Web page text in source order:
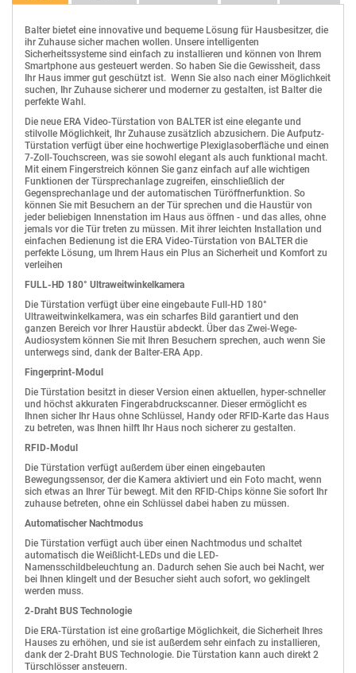
Balter bietet eine innovative und bequeme Lösung für Hausbesitzer, die
ihr Zuhause sicher machen wollen. Unsere intelligenten
Sicherheitssysteme sind einfach zu installieren und können von Ihrem
Smartphone aus gesteuert werden. So haben Sie die Gewissheit, dass
Ihr Haus immer gut geschützt ist. Wenn Sie also nach einer Möglichkeit
suchen, Ihr Zuhause sicherer und moderner zu gestalten, ist Balter die
perfekte Wahl.
Die neue ERA Video-Türstation von BALTER ist eine elegante und
stilvolle Möglichkeit, Ihr Zuhause zusätzlich abzusichern. Die Aufputz-
Türstation verfügt über eine hochwertige Plexiglasoberfläche und einen
7-Zoll-Touchscreen, was sie sowohl elegant als auch funktional macht.
Mit einem Fingerstreich können Sie ganz einfach auf alle wichtigen
Funktionen der Türsprechanlage zugreifen, einschließlich der
Gegensprechanlage und der automatischen Türöffnerfunktion. So
können Sie mit Besuchern an der Tür sprechen und die Haustür von
jeder beliebigen Innenstation im Haus aus öffnen - und das alles, ohne
jemals vor die Tür treten zu müssen. Mit ihrer leichten Installation und
einfachen Bedienung ist die ERA Video-Türstation von BALTER die
perfekte Lösung, um Ihrem Haus ein Plus an Sicherheit und Komfort zu
verleihen
FULL-HD 180° Ultraweitwinkelkamera
Die Türstation verfügt über eine eingebaute Full-HD 180°
Ultraweitwinkelkamera, was ein scharfes Bild garantiert und den
ganzen Bereich vor Ihrer Haustür abdeckt. Über das Zwei-Wege-
Audiosystem können Sie mit Ihren Besuchern sprechen, auch wenn Sie
unterwegs sind, dank der Balter-ERA App.
Fingerprint-Modul
Die Türstation besitzt in dieser Version einen aktuellen, hyper-schneller
und höchst akkuraten Fingerabdruckscanner. Dieser ermöglicht es
Ihnen sicher Ihr Haus ohne Schlüssel, Handy oder RFID-Karte das Haus
zu betreten, was Ihnen hilft Ihr Haus noch sicherer zu gestalten.
RFID-Modul
Die Türstation verfügt außerdem über einen eingebauten
Bewegungssensor, der die Kamera aktiviert und ein Foto macht, wenn
sich etwas an Ihrer Tür bewegt. Mit den RFID-Chips könne Sie sofort Ihr
zuhause betreten, ohne ein Schlüssel dabei haben zu müssen.
Automatischer Nachtmodus
Die Türstation verfügt auch über einen Nachtmodus und schaltet
automatisch die Weißlicht-LEDs und die LED-
Namensschildbeleuchtung an. Dadurch sehen Sie auch bei Nacht, wer
bei Ihnen klingelt und der Besucher sieht auch sofort, wo geklingelt
werden muss.
2-Draht BUS Technologie
Die ERA-Türstation ist eine großartige Möglichkeit, die Sicherheit Ihres
Hauses zu erhöhen, und sie ist außerdem sehr einfach zu installieren,
dank der 2-Draht BUS Technologie. Die Türstation kann auch direkt 2
Türschlösser ansteuern.
Klingeltasten
1
Blickwinkel
180 Grad Ultra-Weitwinkelobjektiv
Montage
Unterputzmontage
Technologie
Kameramodul
180° Weitwinkel, Hochauflösende Full HD
Tag/Nacht Umschaltung
Automatisch/Immer an/Aus
Funktionen
Fingerprint, Bewegungsmelder
RFID-Funktion
RFID
Beleuchtetes Namensschild
Ja
Freisprechfunktion
Ja
Mikrofon und Lautsprecher
Integriert
Farbe
Material
Aluminium
Schutzklasse
IP44
Betriebstemperatur
-30°C bis +55°C
Abmessungen Unterputzkasten
273 x 127 x 52 mm
1080p, IP 2-Draht BUS, Tag/Nacht, 180° Ultra-Weitwinkelkamera, RFID,
2x Türschlössersteuerung, Bewegungsmelder
Unterputzkasten
Schrauben, Dübel, Stecker und Inbusschlüssel
Bedienungsanleitung
HDR-60-24
Schiene
Eingang 85V ~ 264V AC
Ausgabe 24V DC
Leistung 60 Watt
Universaleingang
Niedrige Leerlaufleistung
Isolationsklasse II
Schutz vor Überladung
Schutz vor Kurzschluss
LED-Anzeige
Geschlossene Bauform
Für Innenraumbetrieb
Zum Vergleich hinzufügen
ERA Benutzerhandbuch v1.4 14.12M Download